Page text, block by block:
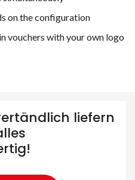
on the configuration
vouchers with your own logo
liefern
Produkten